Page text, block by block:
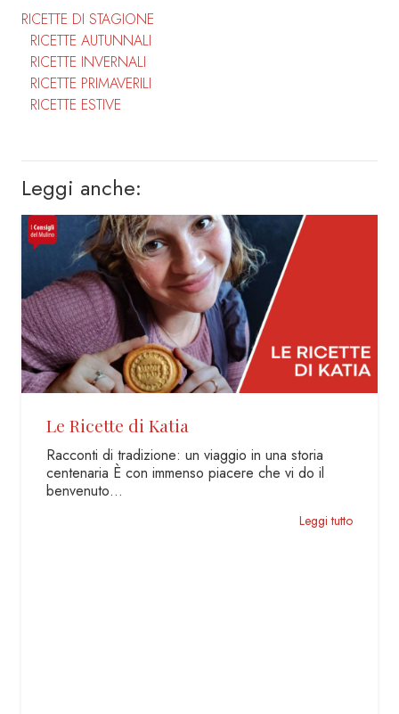
RICETTE DI STAGIONE
RICETTE AUTUNNALI
RICETTE INVERNALI
RICETTE PRIMAVERILI
RICETTE ESTIVE
Leggi anche:
Chiusura Estiva Biscottificio
Per noi del Team Cavanna è arrivato il momento di
ricaricare le batterie e riposarci un po’. …